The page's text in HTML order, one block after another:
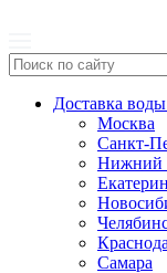
Доставка
Москва
Санкт-
Нижний
Самара